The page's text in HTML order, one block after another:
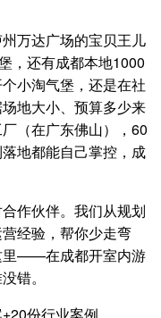
万达广场的宝贝王儿
，还有成都本地1000
小淘气堡，还是在社
地大小、预算多少来
（在广东佛山），60
地都能自己掌控，成
作伙伴。我们从规划
经验，帮你少走弯
里——在成都开室内游
错。